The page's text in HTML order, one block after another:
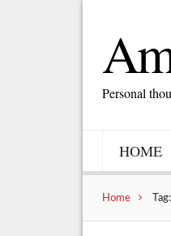
Personal
HOME
Home